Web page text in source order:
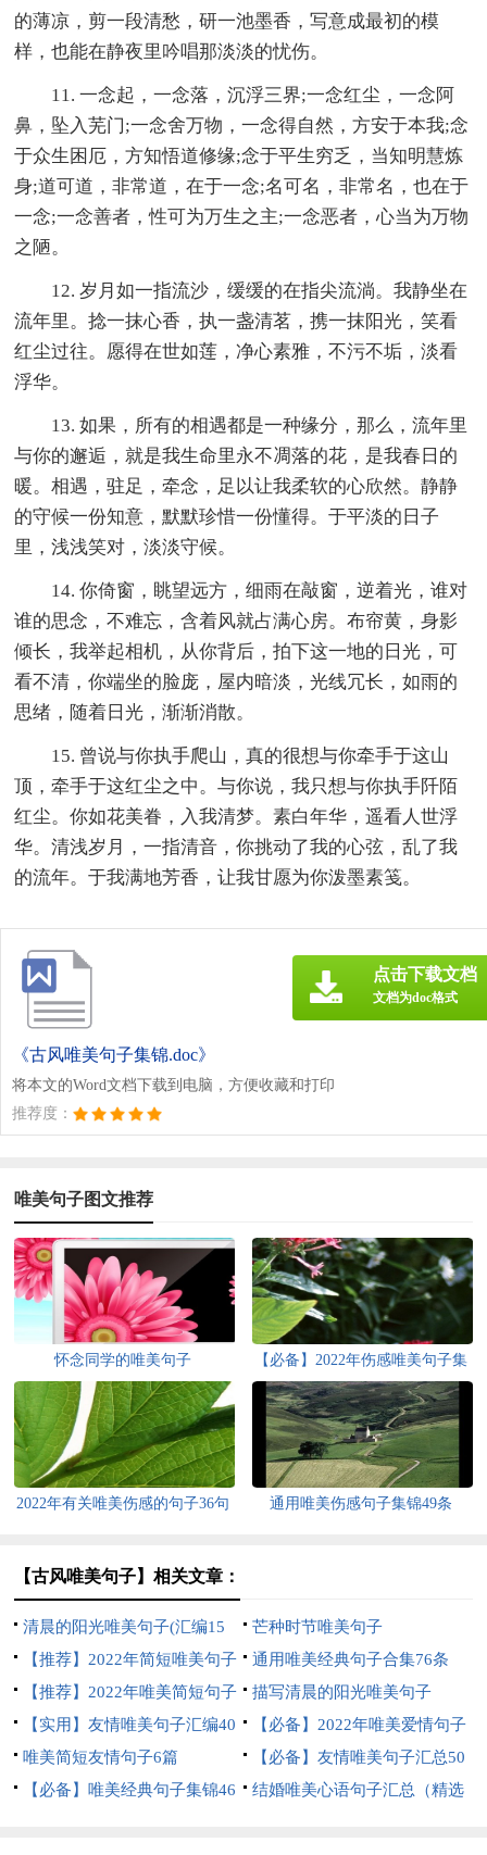
的薄凉，剪一段清愁，研一池墨香，写意成最初的模
样，也能在静夜里吟唱那淡淡的忧伤。
11. 一念起，一念落，沉浮三界;一念红尘，一念阿
鼻，坠入芜门;一念舍万物，一念得自然，方安于本我;念
于众生困厄，方知悟道修缘;念于平生穷乏，当知明慧炼
身;道可道，非常道，在于一念;名可名，非常名，也在于
一念;一念善者，性可为万生之主;一念恶者，心当为万物
之陋。
12. 岁月如一指流沙，缓缓的在指尖流淌。我静坐在
流年里。捻一抹心香，执一盏清茗，携一抹阳光，笑看
红尘过往。愿得在世如莲，净心素雅，不污不垢，淡看
浮华。
13. 如果，所有的相遇都是一种缘分，那么，流年里
与你的邂逅，就是我生命里永不凋落的花，是我春日的
暖。相遇，驻足，牵念，足以让我柔软的心欣然。静静
的守候一份知意，默默珍惜一份懂得。于平淡的日子
里，浅浅笑对，淡淡守候。
14. 你倚窗，眺望远方，细雨在敲窗，逆着光，谁对
谁的思念，不难忘，含着风就占满心房。布帘黄，身影
倾长，我举起相机，从你背后，拍下这一地的日光，可
看不清，你端坐的脸庞，屋内暗淡，光线冗长，如雨的
思绪，随着日光，渐渐消散。
15. 曾说与你执手爬山，真的很想与你牵手于这山
顶，牵手于这红尘之中。与你说，我只想与你执手阡陌
红尘。你如花美眷，入我清梦。素白年华，遥看人世浮
华。清浅岁月，一指清音，你挑动了我的心弦，乱了我
的流年。于我满地芳香，让我甘愿为你泼墨素笺。
《古风唯美句子集锦.doc》
将本文的Word文档下载到电脑，方便收藏和打印
推荐度：
点击下载文档
文档为doc格式
唯美句子图文推荐
怀念同学的唯美句子
【必备】2022年伤感唯美句子集
锦69条
2022年有关唯美伤感的句子36句 通用唯美伤感句子集锦49条
【古风唯美句子】相关文章：
清晨的阳光唯美句子(汇编15
篇)
芒种时节唯美句子
【推荐】2022年简短唯美句子
锦集55条
通用唯美经典句子合集76条
【推荐】2022年唯美简短句子
锦集70句
描写清晨的阳光唯美句子
【实用】友情唯美句子汇编40
条
【必备】2022年唯美爱情句子
合集60条
唯美简短友情句子6篇
【必备】友情唯美句子汇总50
句
【必备】唯美经典句子集锦46
结婚唯美心语句子汇总（精选